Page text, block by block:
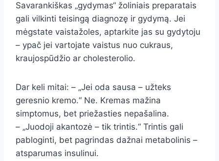
Savarankiškas „gydymas“ žoliniais preparatais
gali vilkinti teisingą diagnozę ir gydymą. Jei
mėgstate vaistažoles, aptarkite jas su gydytoju
– ypač jei vartojate vaistus nuo cukraus,
kraujospūdžio ar cholesterolio.
Dar keli mitai: – „Jei oda sausa – užteks
geresnio kremo.“ Ne. Kremas mažina
simptomus, bet priežasties nepašalina.
– „Juodoji akantozė – tik trintis.“ Trintis gali
pabloginti, bet pagrindas dažnai metabolinis –
atsparumas insulinui.